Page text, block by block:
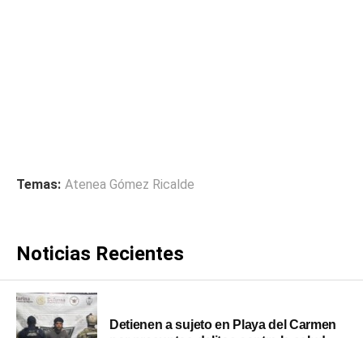
Temas: Atenea Gómez Ricalde
Noticias Recientes
Detienen a sujeto en Playa del Carmen